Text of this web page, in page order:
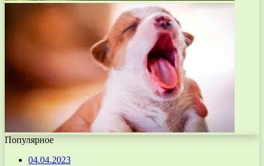
Популярное
04.04.2023